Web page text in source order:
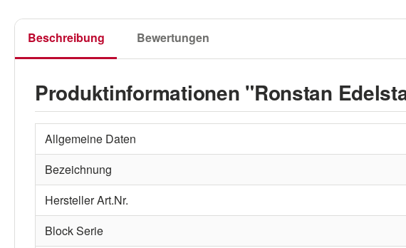
Beschreibung Bewertungen
Produktinformationen "Ronstan
Allgemeine Daten
Bezeichnung
Hersteller Art.Nr.
Block Serie